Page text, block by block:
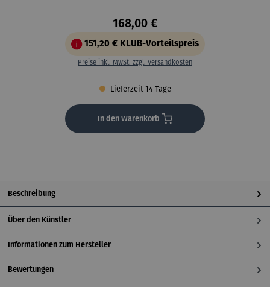
168,00 €
151,20 € KLUB-Vorteilspreis
Preise inkl. MwSt. zzgl. Versandkosten
Lieferzeit 14 Tage
In den Warenkorb
Beschreibung
Über den Künstler
Informationen zum Hersteller
Bewertungen